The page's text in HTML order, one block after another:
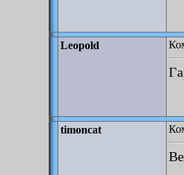
Leopold
timoncat